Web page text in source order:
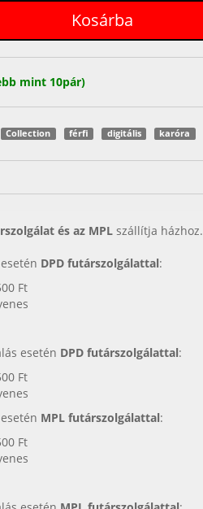
mint 10pár)
Collection férfi digitális karóra
és az MPL szállítja házhoz.
DPD futárszolgálattal:
Ft
esetén DPD futárszolgálattal:
Ft
MPL futárszolgálattal:
Ft